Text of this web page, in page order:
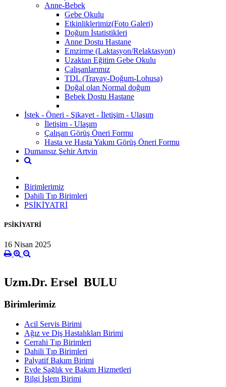
Anne-Bebek
Gebe Okulu
Etkinliklerimiz(Foto Galeri)
Doğum İstatistikleri
Anne Dostu Hastane
Emzirme (Laktasyon/Relaktasyon)
Uzaktan Eğitim Gebe Okulu
Çalışanlarımız
TDL (Travay-Doğum-Lohusa)
Doğal olan Normal doğum
Bebek Dostu Hastane
İstek - Öneri - Şikayet - İletişim - Ulaşım
İletişim - Ulaşım
Çalışan Görüş Öneri Formu
Hasta ve Hasta Yakını Görüş Öneri Formu
Dumansız Şehir Artvin
Birimlerimiz
Dahili Tıp Birimleri
PSİKİYATRİ
PSİKİYATRİ
16 Nisan 2025
Uzm.Dr. Ersel BULU
Birimlerimiz
Acil Servis Birimi
Ağız ve Diş Hastalıkları Birimi
Cerrahi Tıp Birimleri
Dahili Tıp Birimleri
Palyatif Bakım Birimi
Evde Sağlık ve Bakım Hizmetleri
Bilgi İşlem Birimi